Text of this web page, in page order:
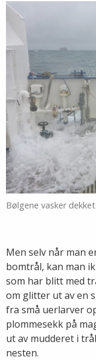
Bølgene vasker
Men selv når man
bomtrål, kan man
som har blitt med
om glitter ut av en
fra små uerlarver
plommesekk på
ut av mudderet i
nesten.